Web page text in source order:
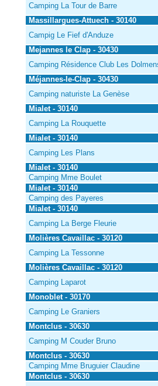
Camping La Tour de Barre
Massillargues-Attuech - 30140
Campig Le Fief d'Anduze
Mejannes le Clap - 30430
Camping Résidence Club Les
Méjannes-le-Clap - 30430
Camping naturiste La Genèse
Mialet - 30140
Camping La Rouquette
Mialet - 30140
Camping Les Plans
Mialet - 30140
Camping Mme Boulet
Mialet - 30140
Camping des Payeres
Mialet - 30140
Camping La Berge Fleurie
Molières Cavaillac - 30120
Camping La Tessonne
Molières Cavaillac - 30120
Camping Laparot
Monoblet - 30170
Camping Le Graniers
Montclus - 30630
Camping M Couder Bruno
Montclus - 30630
Camping Mme Bruguier Claudine
Montclus - 30630